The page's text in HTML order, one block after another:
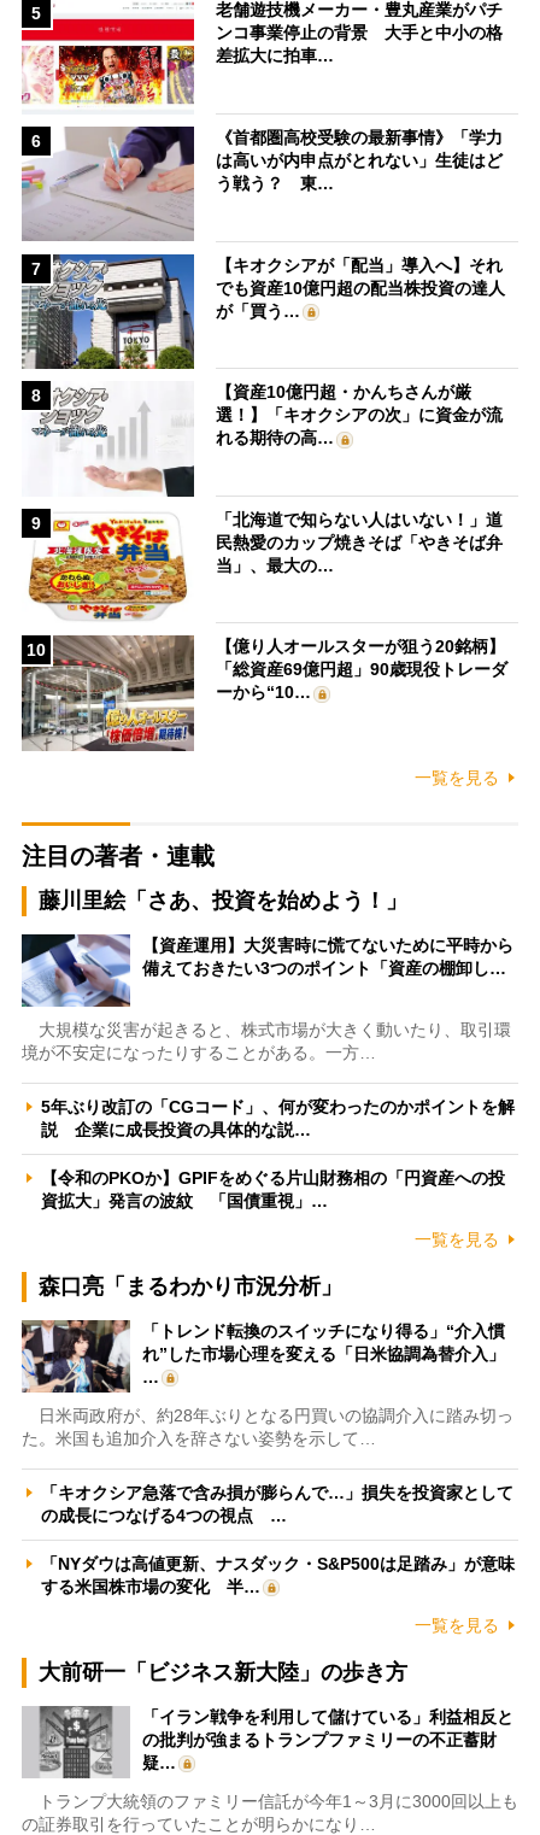
5
老舗遊技機メーカー・豊丸産業がパチ
ンコ事業停止の背景 大手と中小の格
差拡大に拍車…
6
《首都圏高校受験の最新事情》「学力
は高いが内申点がとれない」生徒はど
う戦う？ 東…
7
【キオクシアが「配当」導入へ】それ
でも資産10億円超の配当株投資の達人
が「買う…
8
【資産10億円超・かんちさんが厳
選！】「キオクシアの次」に資金が流
れる期待の高…
9
「北海道で知らない人はいない！」道
民熱愛のカップ焼きそば「やきそば弁
当」、最大の…
10
【億り人オールスターが狙う20銘柄】
「総資産69億円超」90歳現役トレーダ
ーから“10…
一覧を見る
注目の著者・連載
藤川里絵「さあ、投資を始めよう！」
【資産運用】大災害時に慌てないために平時から
備えておきたい3つのポイント「資産の棚卸し…
大規模な災害が起きると、株式市場が大きく動いたり、取引環
境が不安定になったりすることがある。一方…
5年ぶり改訂の「CGコード」、何が変わったのかポイントを解
説 企業に成長投資の具体的な説…
【令和のPKOか】GPIFをめぐる片山財務相の「円資産への投
資拡大」発言の波紋 「国債重視」…
一覧を見る
森口亮「まるわかり市況分析」
「トレンド転換のスイッチになり得る」“介入慣
れ”した市場心理を変える「日米協調為替介入」
…
日米両政府が、約28年ぶりとなる円買いの協調介入に踏み切っ
た。米国も追加介入を辞さない姿勢を示して…
「キオクシア急落で含み損が膨らんで…」損失を投資家として
の成長につなげる4つの視点 …
「NYダウは高値更新、ナスダック・S&P500は足踏み」が意味
する米国株市場の変化 半…
一覧を見る
大前研一「ビジネス新大陸」の歩き方
「イラン戦争を利用して儲けている」利益相反と
の批判が強まるトランプファミリーの不正蓄財
疑…
トランプ大統領のファミリー信託が今年1～3月に3000回以上も
の証券取引を行っていたことが明らかになり…